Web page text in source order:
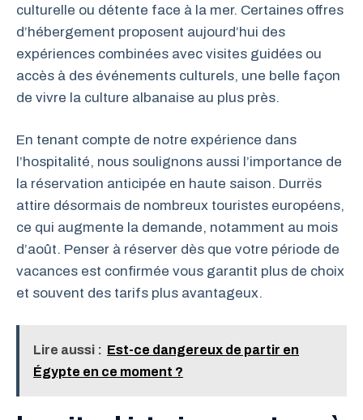
culturelle ou détente face à la mer. Certaines offres
d’hébergement proposent aujourd’hui des
expériences combinées avec visites guidées ou
accès à des événements culturels, une belle façon
de vivre la culture albanaise au plus près.
En tenant compte de notre expérience dans
l’hospitalité, nous soulignons aussi l’importance de
la réservation anticipée en haute saison. Durrës
attire désormais de nombreux touristes européens,
ce qui augmente la demande, notamment au mois
d’août. Penser à réserver dès que votre période de
vacances est confirmée vous garantit plus de choix
et souvent des tarifs plus avantageux.
Lire aussi : Est-ce dangereux de partir en
Égypte en ce moment ?